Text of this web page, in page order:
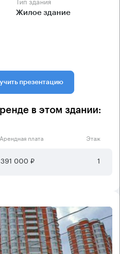
Жилое здание
презентацию
в этом здании:
Арендная плата Этаж
391 000 ₽ 1